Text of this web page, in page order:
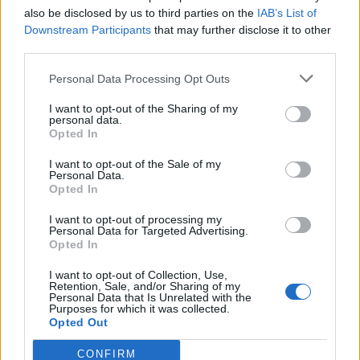
also be disclosed by us to third parties on the IAB’s List of
Downstream Participants that may further disclose it to other
Personal Data Processing Opt Outs
I want to opt-out of the Sharing of my
personal data.
Opted In
I want to opt-out of the Sale of my
Personal Data.
Opted In
I want to opt-out of processing my
Personal Data for Targeted Advertising.
Opted In
I want to opt-out of Collection, Use,
Retention, Sale, and/or Sharing of my
Personal Data that Is Unrelated with the
Purposes for which it was collected.
Opted Out
CONFIRM
internacionalização, cooperação entre territórios,
preservação dos saberes tradicionais, renovação
geracional e o papel das artes e dos ofícios enquanto
turístico e cultural”.
Além dos debates e conferências, a programação
integrará visitas ao Museu dos Têxteis, ao Centro de
Interpretação do Bordado de Castelo Branco, a
exposição “O Mundo Bordado à Mão” e iniciativas de
demonstração artesanal ao vivo.
Uma Bienal que “consolida a estratégia de
crescimento internacional” de Castelo Branco
Em entrevista exclusiva à Agência Incomparáveis, Sónia
Abreu, chefe da Divisão de Museus e Cultura da Câmara
Municipal de Castelo Branco, considera que a Bienal
representa a evolução natural da estratégia que o
Interior
Publicado 19 horas atrás on 06/08/2026
O consultor imobiliário português, António Carlos,
defende que a Beira Interior, localizada na Região
Centro de Portugal, atravessa um período de “forte
crescimento económico e imobiliário”, sustentando que
a região reúne atualmente “condições para atrair novos
investidores nacionais e estrangeiros, fixar população e
consolidar um modelo de desenvolvimento assente na
qualidade de vida, na inovação e na valorização do
território”.
As declarações foram prestadas à Agência
Incomparáveis no âmbito de mais uma edição da Feira de
São Tiago, que decorreu entre os dias 16 e 26 de julho,